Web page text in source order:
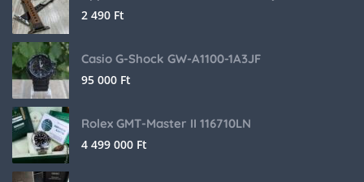
2 490 Ft
Casio G-Shock GW-A1100-1A3JF
95 000 Ft
Rolex GMT-Master II 116710LN
4 499 000 Ft